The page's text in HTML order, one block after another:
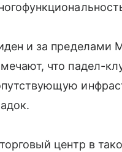
и за пределами
что падел-
центр в